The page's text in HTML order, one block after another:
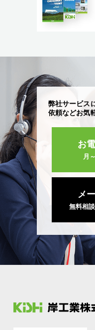
弊社サービス
依頼などお気
お
月
メ
無料相